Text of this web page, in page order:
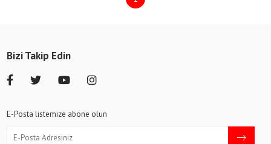
Bizi Takip Edin
E-Posta listemize abone olun